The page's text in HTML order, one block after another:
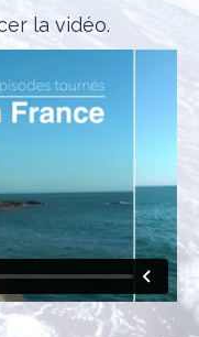
la vidéo.